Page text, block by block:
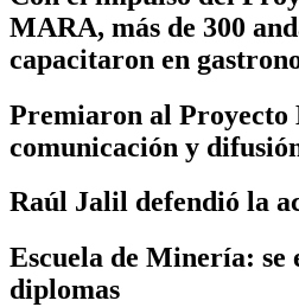
MARA, más de 300
capacitaron en
Premiaron al Proyecto
comunicación y
Raúl Jalil defendió la
Escuela de Minería: se
diplomas